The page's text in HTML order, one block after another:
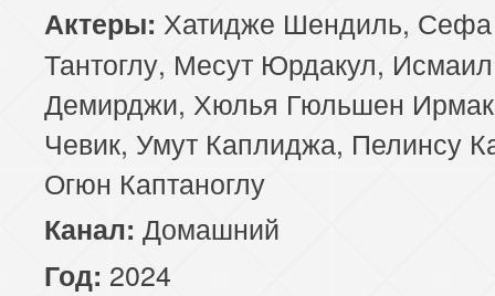
Актеры: Хатидже Шендиль, Сефа
Тантоглу, Месут Юрдакул, Исмаил
Демирджи, Хюлья Гюльшен
Чевик, Умут Каплиджа, Пелинсу
Огюн Каптаноглу
Канал: Домашний
Год: 2024